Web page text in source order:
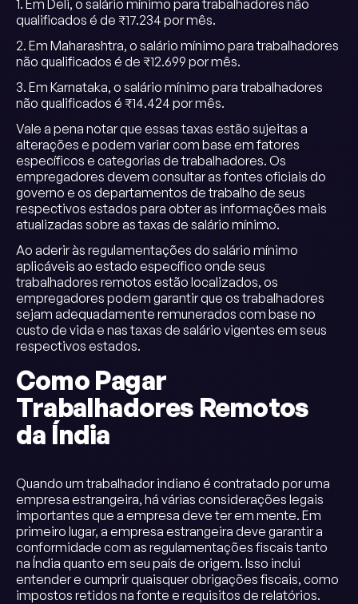
1. Em Deli, o salário mínimo para trabalhadores não
qualificados é de ₹17.234 por mês.
2. Em Maharashtra, o salário mínimo para trabalhadores
não qualificados é de ₹12.699 por mês.
3. Em Karnataka, o salário mínimo para trabalhadores
não qualificados é ₹14.424 por mês.
Vale a pena notar que essas taxas estão sujeitas a
alterações e podem variar com base em fatores
específicos e categorias de trabalhadores. Os
empregadores devem consultar as fontes oficiais do
governo e os departamentos de trabalho de seus
respectivos estados para obter as informações mais
atualizadas sobre as taxas de salário mínimo.
Ao aderir às regulamentações do salário mínimo
aplicáveis ao estado específico onde seus
trabalhadores remotos estão localizados, os
empregadores podem garantir que os trabalhadores
sejam adequadamente remunerados com base no
custo de vida e nas taxas de salário vigentes em seus
respectivos estados.
Como Pagar
Trabalhadores Remotos
da Índia
Quando um trabalhador indiano é contratado por uma
empresa estrangeira, há várias considerações legais
importantes que a empresa deve ter em mente. Em
primeiro lugar, a empresa estrangeira deve garantir a
conformidade com as regulamentações fiscais tanto
na Índia quanto em seu país de origem. Isso inclui
entender e cumprir quaisquer obrigações fiscais, como
impostos retidos na fonte e requisitos de relatórios.